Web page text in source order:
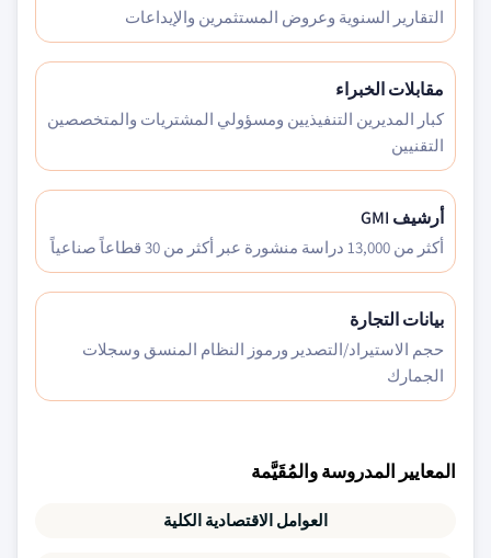
التقارير السنوية وعروض المستثمرين والإيداعات
مقابلات الخبراء
كبار المديرين التنفيذيين ومسؤولي المشتريات والمتخصصين
التقنيين
أرشيف GMI
أكثر من 13,000 دراسة منشورة عبر أكثر من 30 قطاعاً صناعياً
بيانات التجارة
حجم الاستيراد/التصدير ورموز النظام المنسق وسجلات
الجمارك
المعايير المدروسة والمُقَيَّمة
العوامل الاقتصادية الكلية